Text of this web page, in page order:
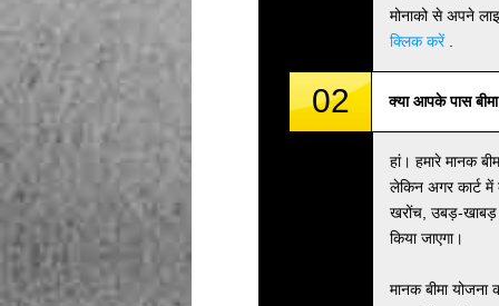
मोनाको से अपने
क्लिक करें.
02 क्या आपके पास
हां। हमारे मानक
लेकिन अगर कार्ट में
खरोंच, उबड़-खाबड़
किया जाएगा।
मानक बीमा योजना